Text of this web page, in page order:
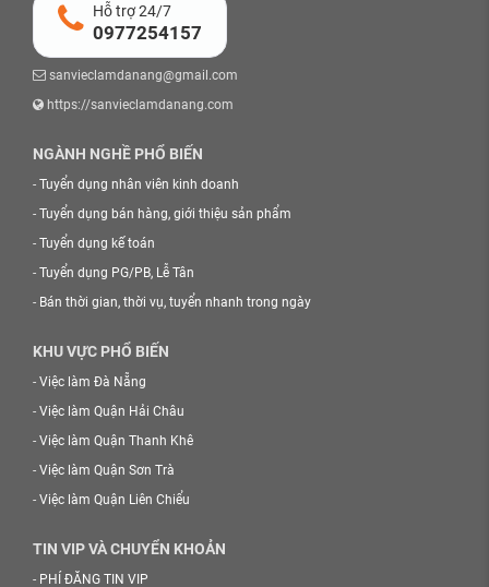
Hỗ trợ 24/7
0977254157
sanvieclamdanang@gmail.com
https://sanvieclamdanang.com
NGÀNH NGHỀ PHỔ BIẾN
- Tuyển dụng nhân viên kinh doanh
- Tuyển dụng bán hàng, giới thiệu sản phẩm
- Tuyển dụng kế toán
- Tuyển dụng PG/PB, Lễ Tân
- Bán thời gian, thời vụ, tuyển nhanh trong ngày
KHU VỰC PHỔ BIẾN
- Việc làm Đà Nẵng
- Việc làm Quận Hải Châu
- Việc làm Quận Thanh Khê
- Việc làm Quận Sơn Trà
- Việc làm Quận Liên Chiểu
TIN VIP VÀ CHUYỂN KHOẢN
- PHÍ ĐĂNG TIN VIP